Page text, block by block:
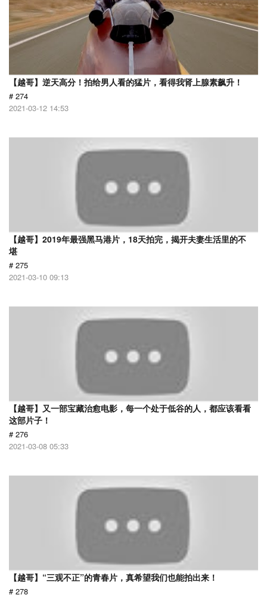
【越哥】逆天高分！拍给男人看的猛片，看得我肾上腺素飙升！
# 274
2021-03-12 14:53
【越哥】2019年最强黑马港片，18天拍完，揭开夫妻生活里的不
堪
# 275
2021-03-10 09:13
【越哥】又一部宝藏治愈电影，每一个处于低谷的人，都应该看看
这部片子！
# 276
2021-03-08 05:33
【越哥】“三观不正”的青春片，真希望我们也能拍出来！
# 278